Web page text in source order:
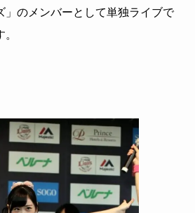
」のメンバーとして単独ライブで